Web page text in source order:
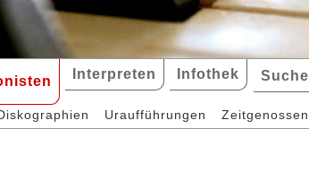
Interpreten Infothek Suche
Uraufführungen Zeitgenossen